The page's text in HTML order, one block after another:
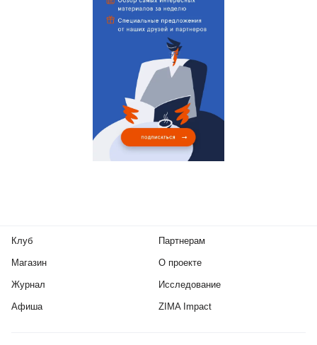
Клуб
Магазин
Журнал
Афиша
Партнерам
О проекте
Исследование
ZIMA Impact